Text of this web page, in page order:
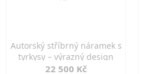
Autorský stříbrný náramek s
tyrkysy – výrazný design
22 500 Kč